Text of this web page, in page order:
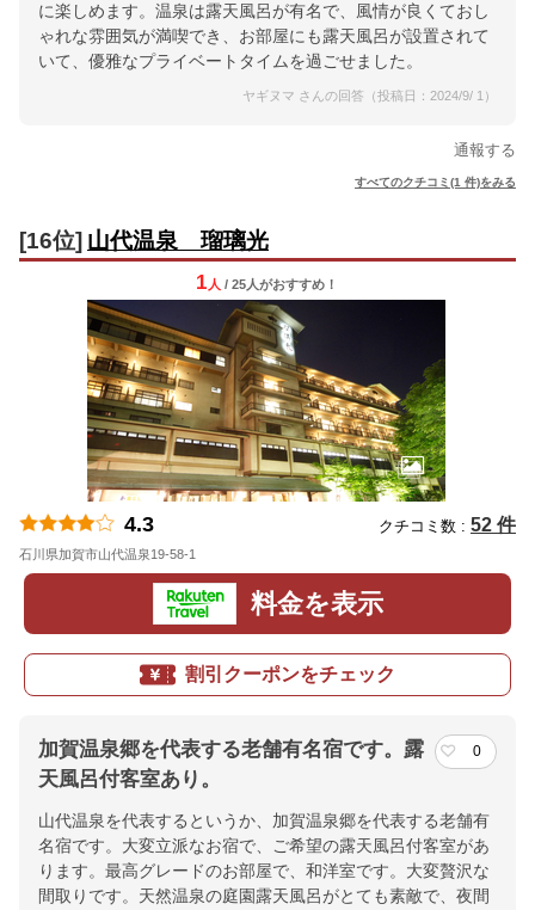
に楽しめます。温泉は露天風呂が有名で、風情が良くておし
ゃれな雰囲気が満喫でき、お部屋にも露天風呂が設置されて
いて、優雅なプライベートタイムを過ごせました。
ヤギヌマ さんの回答（投稿日：2024/9/ 1）
通報する
すべてのクチコミ(1 件)をみる
[16位] 山代温泉 瑠璃光
1 人 / 25人がおすすめ！
4.3 クチコミ数 : 52 件
石川県加賀市山代温泉19-58-1
料金を表示
割引クーポンをチェック
加賀温泉郷を代表する老舗有名宿です。露
天風呂付客室あり。
0
山代温泉を代表するというか、加賀温泉郷を代表する老舗有
名宿です。大変立派なお宿で、ご希望の露天風呂付客室があ
ります。最高グレードのお部屋で、和洋室です。大変贅沢な
間取りです。天然温泉の庭園露天風呂がとても素敵で、夜間